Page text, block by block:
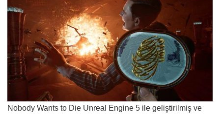
Nobody Wants to Die Unreal Engine 5 ile geliştirilmiş ve